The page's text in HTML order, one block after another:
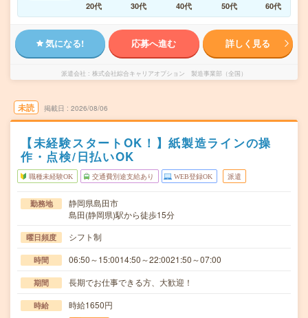
20代
30代 40代 50代 60代
気になる! 応募へ進む 詳しく見る
派遣会社 株式会社綜合キャリアオプション 製造事業部（全国）
未読 掲載日 2026/08/06
【未経験スタートOK！】紙製造ラインの操
作・点検/日払いOK
職種未経験OK 交通費別途支給あり WEB登録OK 派遣
勤務地
静岡県島田市
島田(静岡県)駅から徒歩15分
曜日頻度 シフト制
時間 06:50～15:0014:50～22:0021:50～07:00
期間 長期でお仕事できる方、大歓迎！
時給 時給1650円